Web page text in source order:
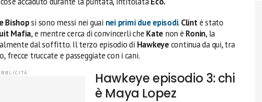
Bishopsi sono messi nei guai nei primi due episodi. Clintè stato
Mafia, e mentre cerca di convincerli che Kate non è Ronin, la
dal soffitto. Il terzo episodio di Hawkeyecontinua da qui, tra
frecce truccate e passeggiate con i cani.
Hawkeye episodio 3: chi
è Maya Lopez